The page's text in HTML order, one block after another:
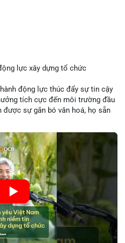
lực xây dựng tổ chức
động lực thúc đẩy sự tin cậy
tích cực đến môi trường đầu
sự gắn bó văn hoá, họ sẵn
mã hoá. Sự tăng cường niềm
cải thiện chi phí vốn và thúc
ngành công nghệ tài chính. Các
thần này để xây dựng chiến lược
vốn đầu tư.